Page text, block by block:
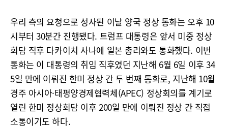
우리 측의 요청으로 성사된 이날 양국 정상 통화는 오후 10
시부터 30분간 진행됐다. 트럼프 대통령은 앞서 미중 정상
회담 직후 다카이치 사나에 일본 총리와도 통화했다. 이번
통화는 이 대통령의 취임 직후였던 지난해 6월 6일 이후 34
5일 만에 이뤄진 한미 정상 간 두 번째 통화로, 지난해 10월
경주 아시아·태평양경제협력체(APEC) 정상회의를 계기로
열린 한미 정상회담 이후 200일 만에 이뤄진 정상 간 직접
소통이기도 하다.